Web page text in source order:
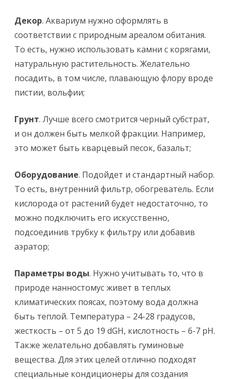
Декор. Аквариум нужно оформлять в
соответствии с природным ареалом обитания.
То есть, нужно использовать камни с корягами,
натуральную растительность. Желательно
посадить, в том числе, плавающую флору вроде
пистии, вольфии;
Грунт. Лучше всего смотрится черный субстрат,
и он должен быть мелкой фракции. Например,
это может быть кварцевый песок, базальт;
Оборудование. Подойдет и стандартный набор.
То есть, внутренний фильтр, обогреватель. Если
кислорода от растений будет недостаточно, то
можно подключить его искусственно,
подсоединив трубку к фильтру или добавив
аэратор;
Параметры воды. Нужно учитывать то, что в
природе нанностомус живет в теплых
климатических поясах, поэтому вода должна
быть теплой. Температура – 24-28 градусов,
жесткость – от 5 до 19 dGH, кислотность – 6-7 pH.
Также желательно добавлять гуминовые
вещества. Для этих целей отлично подходят
специальные кондиционеры для создания